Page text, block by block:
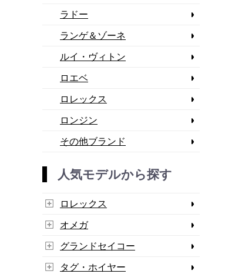
ラドー
ランゲ＆ゾーネ
ルイ・ヴィトン
ロエベ
ロレックス
ロンジン
その他ブランド
人気モデルから探す
ロレックス
オメガ
グランドセイコー
タグ・ホイヤー